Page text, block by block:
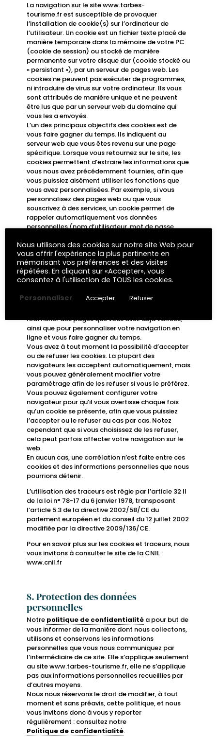
La navigation sur le site www.tarbes-
tourisme.fr est susceptible de provoquer
l’installation de cookie(s) sur l’ordinateur de
l’utilisateur. Un cookie est un fichier texte placé de
manière temporaire dans la mémoire de votre PC
(cookie de session) ou stocké de manière
permanente sur votre disque dur (cookie stocké ou
« persistant »), par un serveur de pages web. Les
cookies ne peuvent pas exécuter de programmes,
ni introduire de virus sur votre ordinateur. Ils vous
sont attribués de manière unique et ne peuvent
être lus que par un serveur web du domaine qui
vous les a envoyés.
L’un des principaux objectifs des cookies est de
vous faire gagner du temps. Ils indiquent au
serveur web que vous êtes revenu sur une page
spécifique. Lorsque vous retournez sur le site, les
cookies permettent d’extraire les informations que
vous nous avez précédemment fournies, afin que
vous puissiez aisément utiliser les fonctions que
vous avez personnalisées. Par exemple, si vous
personnalisez des pages web ou que vous
souscrivez à des services, un cookie permet de
rappeler automatiquement vos données
personnelles (nom d’utilisateur, mot de passe,
Nous utilisons principalement des cookies de
session, qui expirent après quelques jours
d’inactivité ou lorsque vous fermez votre
navigateur. L’utilisation de cookies nous permet de
personnaliser davantage la navigation sur notre
Nous utilisons également des cookies stockés (ou
réafficher des pages que vous avez déjà visitées,
ainsi que pour personnaliser votre navigation en
ligne et vous faire gagner du temps.
Vous avez à tout moment la possibilité d’accepter
ou de refuser les cookies. La plupart des
navigateurs les acceptent automatiquement, mais
vous pouvez généralement modifier votre
paramétrage afin de les refuser si vous le préférez.
Vous pouvez également configurer votre
navigateur pour qu’il vous avertisse chaque fois
qu’un cookie se présente, afin que vous puissiez
l’accepter ou le refuser au cas par cas. Notez
cependant que si vous choisissez de les refuser,
cela peut parfois affecter votre navigation sur le
web.
En aucun cas, une corrélation n’est faite entre ces
cookies et des informations personnelles que nous
pourrions détenir.
L’utilisation des traceurs est régie par l’article 32 II
de la loi n° 78-17 du 6 janvier 1978, transposant
l’article 5.3 de la directive 2002/58/CE du
parlement européen et du conseil du 12 juillet 2002
modifiée par la directive 2009/136/CE.
Pour en savoir plus sur les cookies et traceurs, nous
vous invitons à consulter le site de la CNIL :
www.cnil.fr
8. Protection des données
personnelles
Notre politique de confidentialitéa pour but de
vous informer de la manière dont nous collectons,
utilisons et conservons les informations
personnelles que vous nous communiquez par
l’intermédiaire de ce site. Elle s’applique seulement
au site www.tarbes-tourisme.fr, elle ne s’applique
pas aux informations personnelles recueillies par
d’autres moyens.
Nous nous réservons le droit de modifier, à tout
moment et sans préavis, cette politique, et nous
vous invitons donc à vous y reporter
régulièrement : consultez notre
Politique de confidentialité.
Nous utilisons des cookies sur notre site Web pour
vous offrir l'expérience la plus pertinente en
mémorisant vos préférences et des visites
répétées. En cliquant sur «Accepter», vous
consentez à l'utilisation de TOUS les cookies.
Personnaliser
Accepter Refuser